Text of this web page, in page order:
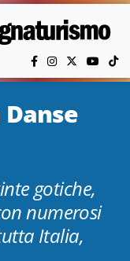
gotiche,
numerosi
Italia,